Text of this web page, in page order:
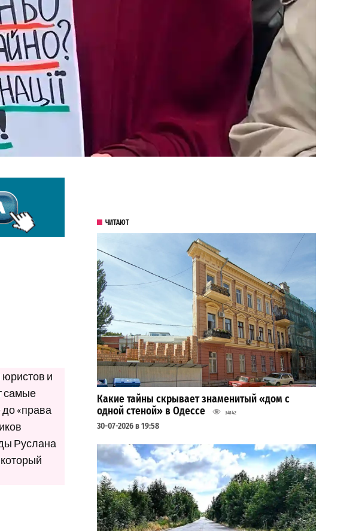
и
самые
«права
Руслана
ЧИТАЮТ
Какие тайны скрывает знаменитый «дом с
одной стеной» в Одессе
34142
30-07-2026 в 19:58